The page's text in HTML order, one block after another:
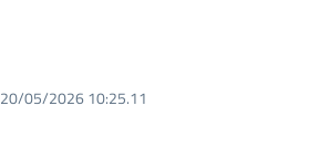
20/05/2026 10:25.11